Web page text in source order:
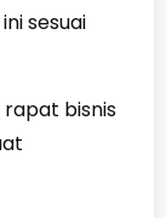
sesuai
bisnis